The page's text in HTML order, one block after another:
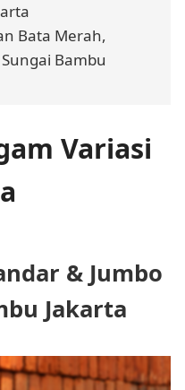
Bata Merah,
Bambu
Variasi
& Jumbo
Jakarta